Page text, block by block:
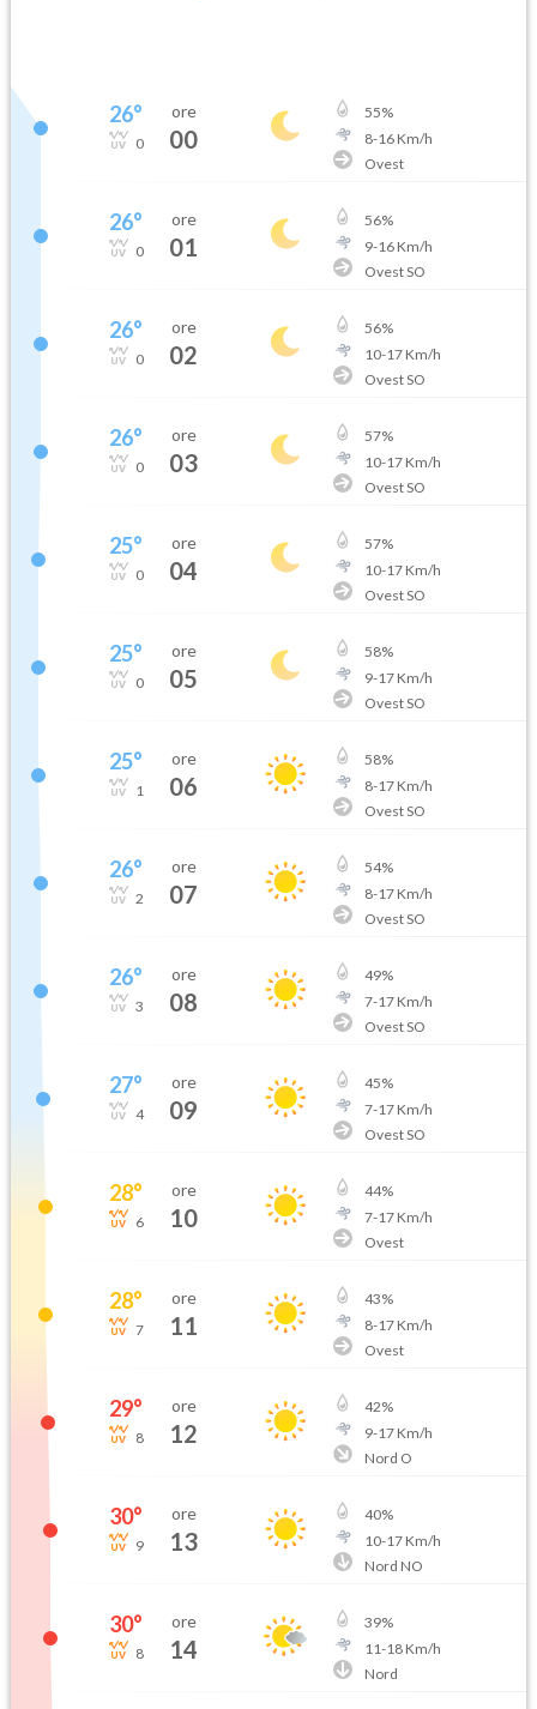
26°
0
ore
00
55%
8-16Km/h
Ovest
26°
0
ore
01
56%
9-16Km/h
Ovest SO
26°
0
ore
02
56%
10-17Km/h
Ovest SO
26°
0
ore
03
57%
10-17Km/h
Ovest SO
25°
0
ore
04
57%
10-17Km/h
Ovest SO
25°
0
ore
05
58%
9-17Km/h
Ovest SO
25°
1
ore
06
58%
8-17Km/h
Ovest SO
26°
2
ore
07
54%
8-17Km/h
Ovest SO
26°
3
ore
08
49%
7-17Km/h
Ovest SO
27°
4
ore
09
45%
7-17Km/h
Ovest SO
28°
6
ore
10
44%
7-17Km/h
Ovest
28°
7
ore
11
43%
8-17Km/h
Ovest
29°
8
ore
12
42%
9-17Km/h
Nord O
30°
9
ore
13
40%
10-17Km/h
Nord NO
30°
8
ore
14
39%
11-18Km/h
Nord